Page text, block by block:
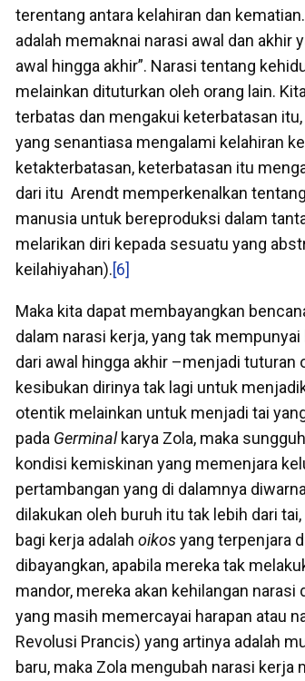
terentang antara kelahiran dan
adalah memaknai narasi awal dan akhir
awal hingga akhir”. Narasi tentang
melainkan dituturkan oleh orang lain.
terbatas dan mengakui keterbatasan
yang senantiasa mengalami kelahiran
ketakterbatasan, keterbatasan itu
dari itu Arendt memperkenalkan
manusia untuk bereproduksi dalam
melarikan diri kepada sesuatu yang
keilahiyahan).[6]
Maka kita dapat membayangkan
dalam narasi kerja, yang tak
dari awal hingga akhir –menjadi tuturan
kesibukan dirinya tak lagi untuk
otentik melainkan untuk menjadi tai
pada Germinalkarya Zola, maka
kondisi kemiskinan yang memenjara
pertambangan yang di dalamnya
dilakukan oleh buruh itu tak lebih dari
bagi kerja adalah oikosyang terpenjara
dibayangkan, apabila mereka tak
mandor, mereka akan kehilangan
yang masih memercayai harapan atau
Revolusi Prancis) yang artinya adalah
baru, maka Zola mengubah narasi